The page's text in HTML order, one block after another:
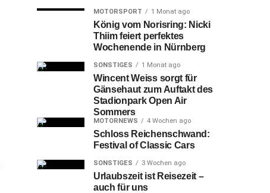
MOTORSPORT 1 Monat ago
König vom Norisring: Nicki
Thiim feiert perfektes
Wochenende in Nürnberg
SONSTIGES 1 Monat ago
Wincent Weiss sorgt für
Gänsehaut zum Auftakt des
Stadionpark Open Air
Sommers
MOTORNEWS 4 Wochen ago
Schloss Reichenschwand:
Festival of Classic Cars
SONSTIGES 3 Wochen ago
Urlaubszeit ist Reisezeit –
auch für uns